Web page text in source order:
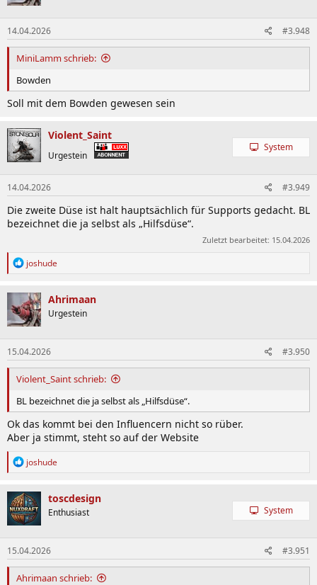
14.04.2026 #3.948
MiniLamm schrieb:
Bowden
Soll mit dem Bowden gewesen sein
Violent_Saint
Urgestein
System
14.04.2026 #3.949
Die zweite Düse ist halt hauptsächlich für Supports gedacht. BL
bezeichnet die ja selbst als „Hilfsdüse“.
Zuletzt bearbeitet: 15.04.2026
R
k
t
i
o
n
e
n
:
joshude
Ahrimaan
Urgestein
15.04.2026 #3.950
Violent_Saint schrieb:
BL bezeichnet die ja selbst als „Hilfsdüse“.
Ok das kommt bei den Influencern nicht so rüber.
Aber ja stimmt, steht so auf der Website
R
k
t
i
o
n
e
n
:
joshude
toscdesign
Enthusiast System
15.04.2026 #3.951
Ahrimaan schrieb: